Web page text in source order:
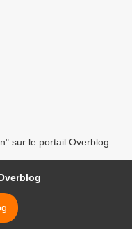
sur le portail Overblog